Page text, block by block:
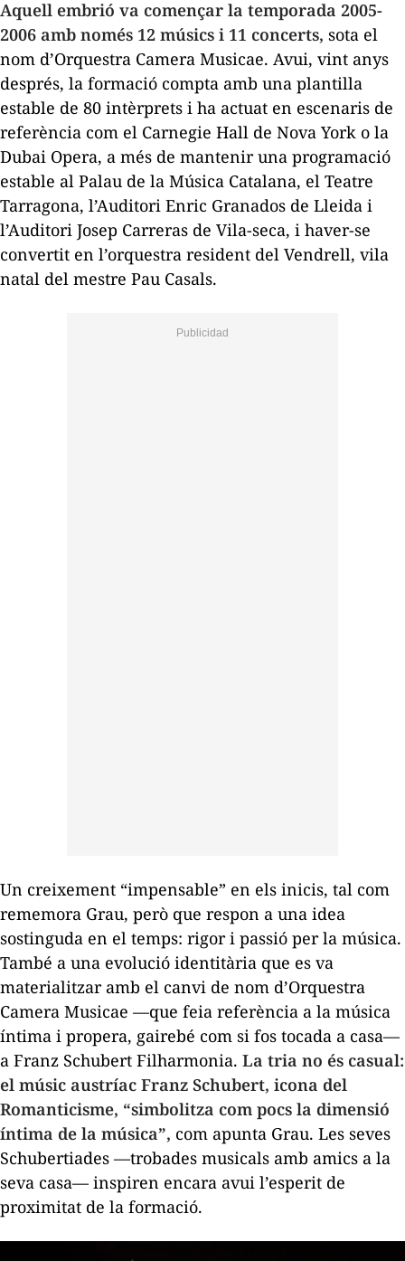
Aquell embrió va començar la temporada 2005-
2006 amb només 12 músics i 11 concerts, sota el
nom d’Orquestra Camera Musicae. Avui, vint anys
després, la formació compta amb una plantilla
estable de 80 intèrprets i ha actuat en escenaris de
referència com el Carnegie Hall de Nova York o la
Dubai Opera, a més de mantenir una programació
estable al Palau de la Música Catalana, el Teatre
Tarragona, l’Auditori Enric Granados de Lleida i
l’Auditori Josep Carreras de Vila-seca, i haver-se
convertit en l’orquestra resident del Vendrell, vila
natal del mestre Pau Casals.
Un creixement “impensable” en els inicis, tal com
rememora Grau, però que respon a una idea
sostinguda en el temps: rigor i passió per la música.
També a una evolució identitària que es va
materialitzar amb el canvi de nom d’Orquestra
Camera Musicae —que feia referència a la música
íntima i propera, gairebé com si fos tocada a casa—
a Franz Schubert Filharmonia. La tria no és casual:
el músic austríac Franz Schubert, icona del
Romanticisme, “simbolitza com pocs la dimensió
íntima de la música”, com apunta Grau. Les seves
Schubertiades —trobades musicals amb amics a la
seva casa— inspiren encara avui l’esperit de
proximitat de la formació.